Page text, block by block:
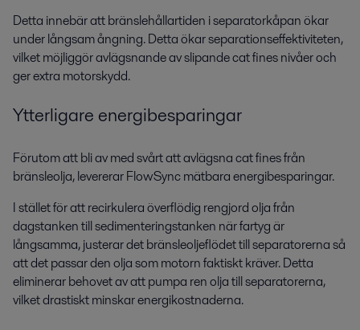
Detta innebär att bränslehållartiden i separatorkåpan ökar
under långsam ångning. Detta ökar separationseffektiviteten,
vilket möjliggör avlägsnande av slipande cat fines nivåer och
ger extra motorskydd.
Ytterligare energibesparingar
Förutom att bli av med svårt att avlägsna cat fines från
bränsleolja, levererar FlowSync mätbara energibesparingar.
I stället för att recirkulera överflödig rengjord olja från
dagstanken till sedimenteringstanken när fartyg är
långsamma, justerar det bränsleoljeflödet till separatorerna så
att det passar den olja som motorn faktiskt kräver. Detta
eliminerar behovet av att pumpa ren olja till separatorerna,
vilket drastiskt minskar energikostnaderna.